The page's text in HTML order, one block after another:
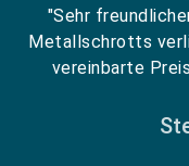
"Sehr
Metallschrotts
vereinbarte